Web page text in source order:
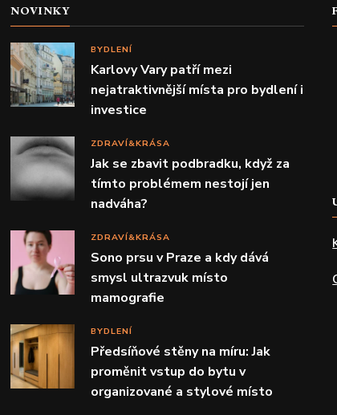
NOVINKY
BYDLENÍ
Karlovy Vary patří mezi
nejatraktivnější místa pro bydlení i
investice
ZDRAVÍ&KRÁSA
Jak se zbavit podbradku, když za
tímto problémem nestojí jen
nadváha?
ZDRAVÍ&KRÁSA
Sono prsu v Praze a kdy dává
smysl ultrazvuk místo
mamografie
BYDLENÍ
Předsíňové stěny na míru: Jak
proměnit vstup do bytu v
organizované a stylové místo